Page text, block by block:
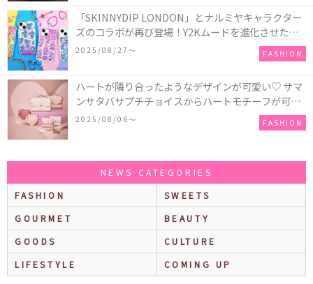
「SKINNYDIP LONDON」とナルミヤキャラクター
ズのコラボが再び登場！Y2Kムードを進化させた新
作コレクションを発売♪
2025/08/27〜 FASHION
ハートが隣り合ったようなデザインが可愛い♡ サマ
ンサタバサプチチョイスからハートモチーフが可愛
いHeart Collectionが発売！
2025/08/06〜 FASHION
NEWS CATEGORIES
FASHION
SWEETS
GOURMET
BEAUTY
GOODS
CULTURE
LIFESTYLE
COMING UP